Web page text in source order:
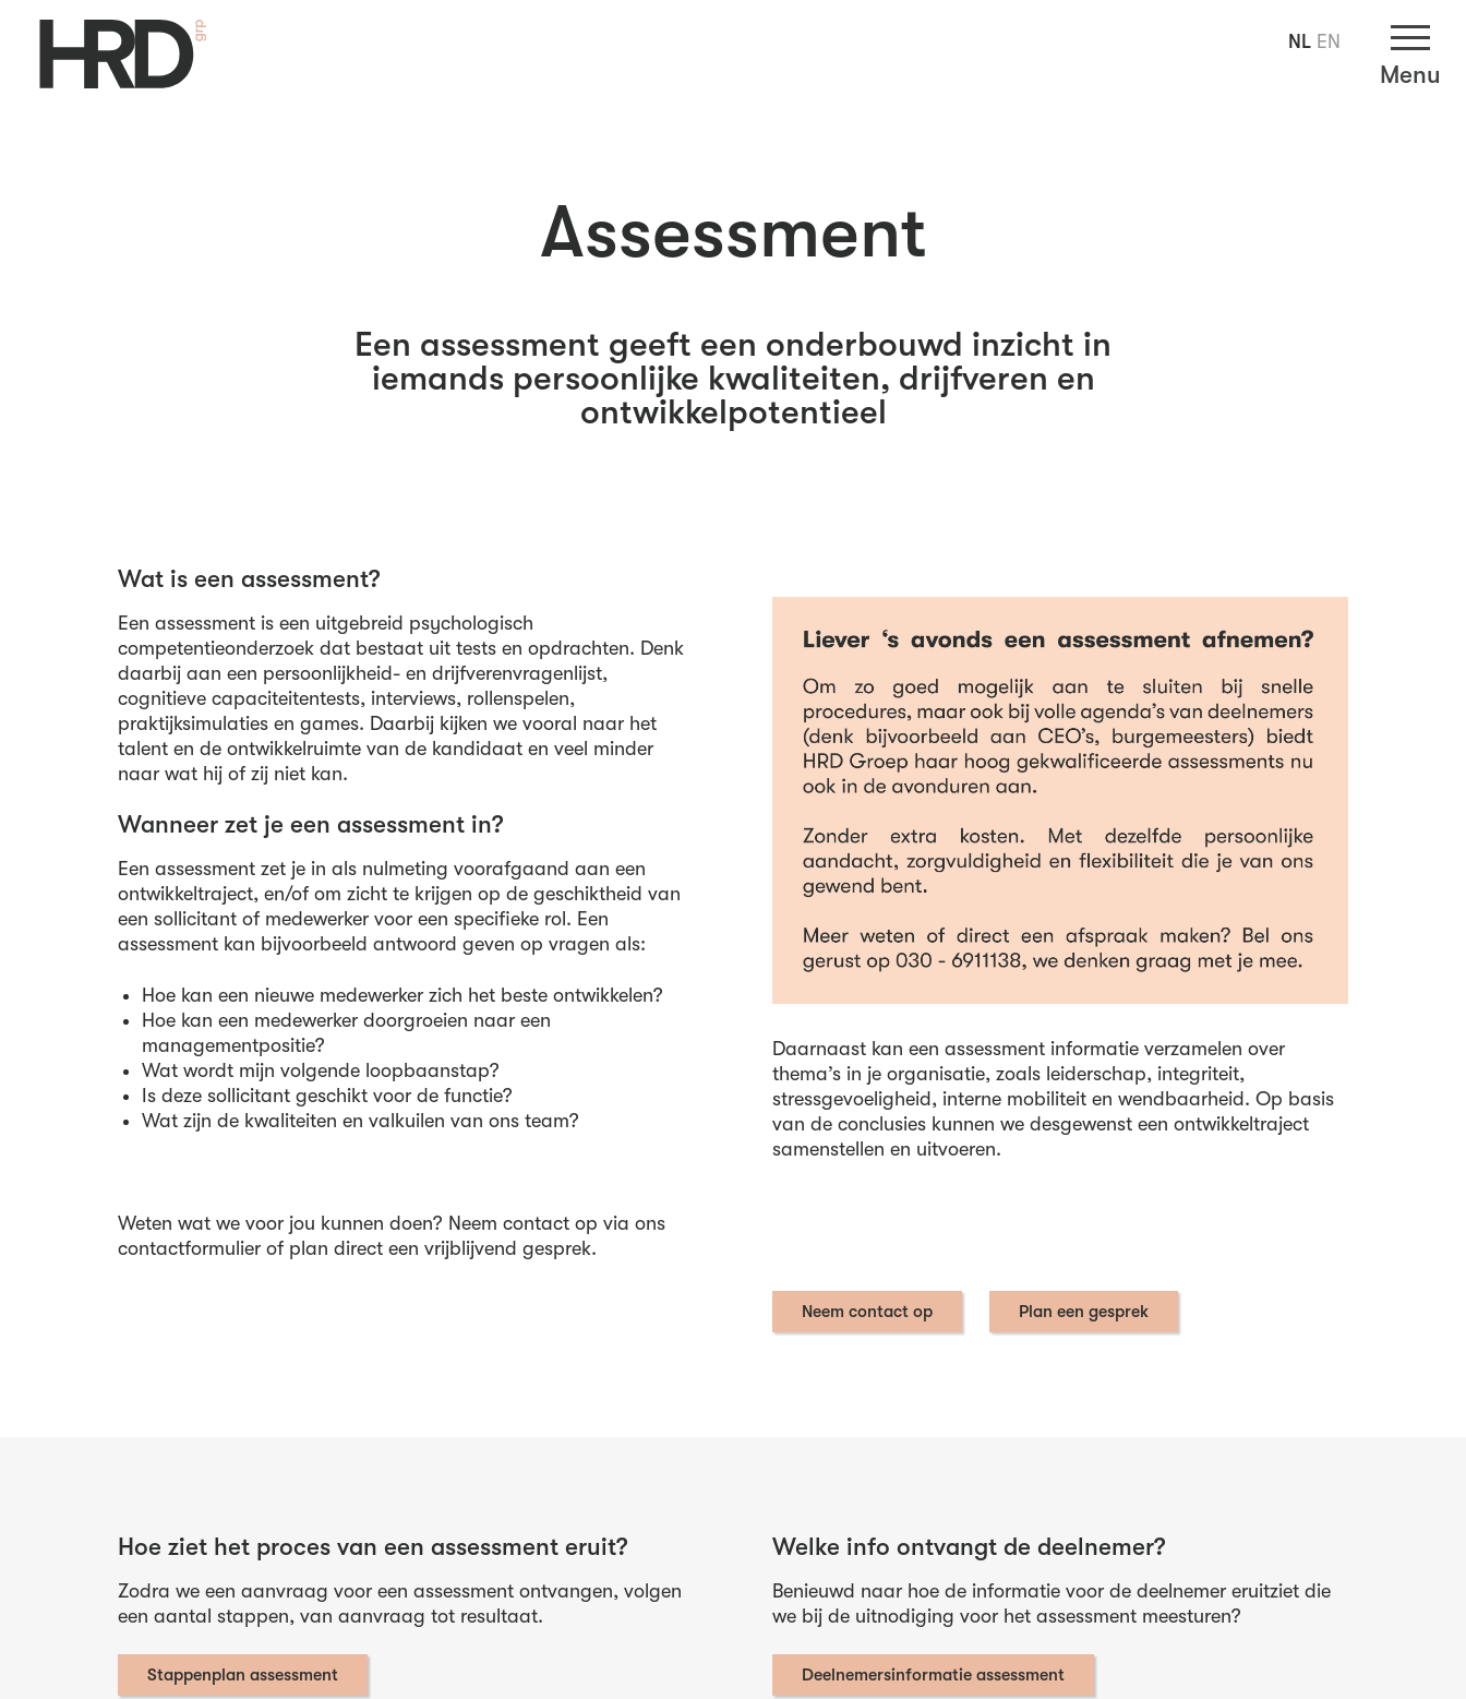
Menu
Assessment
Een assessment geeft een onderbouwd inzicht in
iemands persoonlijke kwaliteiten, drijfveren en
ontwikkelpotentieel
Wat is een assessment?
Een assessment is een uitgebreid psychologisch
competentieonderzoek dat bestaat uit tests en opdrachten. Denk
daarbij aan een persoonlijkheid- en drijfverenvragenlijst,
cognitieve capaciteitentests, interviews, rollenspelen,
praktijksimulaties en games. Daarbij kijken we vooral naar het
talent en de ontwikkelruimte van de kandidaat en veel minder
naar wat hij of zij niet kan.
Wanneer zet je een assessment in?
Een assessment zet je in als nulmeting voorafgaand aan een
ontwikkeltraject, en/of om zicht te krijgen op de geschiktheid van
een sollicitant of medewerker voor een specifieke rol. Een
assessment kan bijvoorbeeld antwoord geven op vragen als:
Hoe kan een nieuwe medewerker zich het beste ontwikkelen?
Hoe kan een medewerker doorgroeien naar een
managementpositie?
Wat wordt mijn volgende loopbaanstap?
Is deze sollicitant geschikt voor de functie?
Wat zijn de kwaliteiten en valkuilen van ons team?
Weten wat we voor jou kunnen doen? Neem contact op via ons
contactformulier of plan direct een vrijblijvend gesprek.
Daarnaast kan een assessment informatie verzamelen over
thema’s in je organisatie, zoals leiderschap, integriteit,
stressgevoeligheid, interne mobiliteit en wendbaarheid. Op basis
van de conclusies kunnen we desgewenst een ontwikkeltraject
samenstellen en uitvoeren.
Neem contact op Plan een gesprek
Hoe ziet het proces van een assessment eruit?
Zodra we een aanvraag voor een assessment ontvangen, volgen
een aantal stappen, van aanvraag tot resultaat.
Stappenplan assessment
Welke info ontvangt de deelnemer?
Benieuwd naar hoe de informatie voor de deelnemer eruitziet die
we bij de uitnodiging voor het assessment meesturen?
Deelnemersinformatie assessment
NL EN